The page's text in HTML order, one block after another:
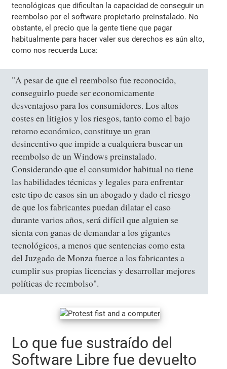
tecnológicas que dificultan la capacidad de conseguir un
reembolso por el software propietario preinstalado. No
obstante, el precio que la gente tiene que pagar
habitualmente para hacer valer sus derechos es aún alto,
como nos recuerda Luca:
"A pesar de que el reembolso fue reconocido,
conseguirlo puede ser economicamente
desventajoso para los consumidores. Los altos
costes en litigios y los riesgos, tanto como el bajo
retorno económico, constituye un gran
desincentivo que impide a cualquiera buscar un
reembolso de un Windows preinstalado.
Considerando que el consumidor habitual no tiene
las habilidades técnicas y legales para enfrentar
este tipo de casos sin un abogado y dado el riesgo
de que los fabricantes puedan dilatar el caso
durante varios años, será difícil que alguien se
sienta con ganas de demandar a los gigantes
tecnológicos, a menos que sentencias como esta
del Juzgado de Monza fuerce a los fabricantes a
cumplir sus propias licencias y desarrollar mejores
políticas de reembolso".
Lo que fue sustraído del
Software Libre fue devuelto